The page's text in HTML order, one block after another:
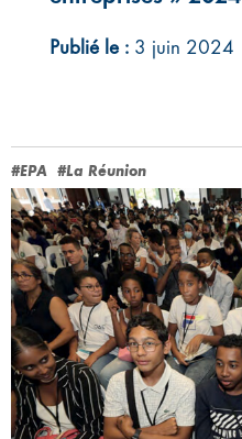
Publié le : 3 juin 2024
#EPA #La Réunion